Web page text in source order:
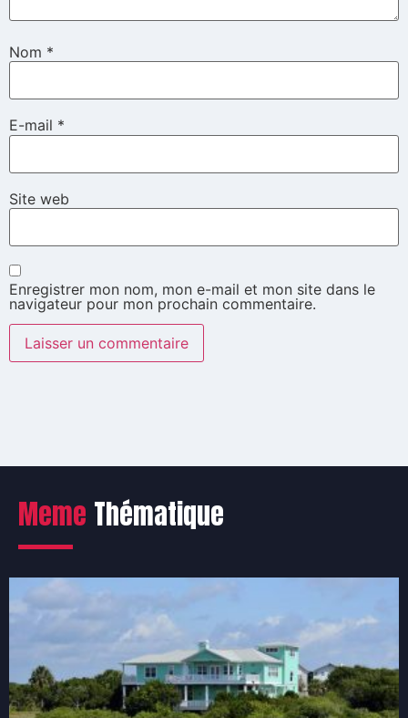
Nom *
E-mail *
Site web
Enregistrer mon nom, mon e-mail et mon site dans le
navigateur pour mon prochain commentaire.
Meme Thématique